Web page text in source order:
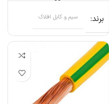
برند سیم و کابل افلاک